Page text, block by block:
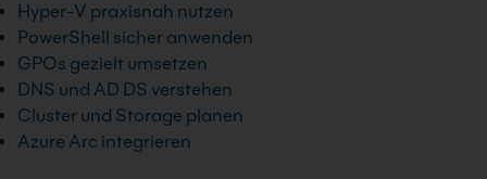
Hyper-V praxisnah nutzen
PowerShell sicher anwenden
GPOs gezielt umsetzen
DNS und AD DS verstehen
Cluster und Storage planen
Azure Arc integrieren